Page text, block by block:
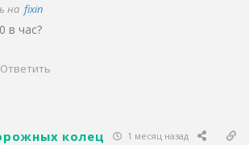
на fixin
в час?
Ответить
колец 1 месяц назад